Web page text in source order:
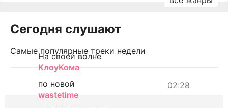
Сегодня слушают
Самые популярные треки недели
На своей волне
КлоуКома
02:28
по новой
wastetime